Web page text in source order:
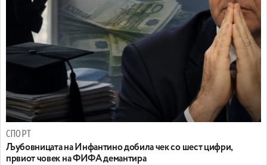
СПОРТ
Љубовницата на Инфантино добила чек со шест цифри,
првиот човек на ФИФА демантира